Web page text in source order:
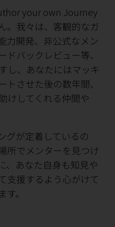
your own Journey
。我々は、客観的なガ
力開発、非公式なメン
バックレビュー等、
し、あなたにはマッキ
トさせた後の数年間、
けしてくれる仲間や
グが定着しているの
所でメンターを見つけ
、あなた自身も知見や
支援するよう心がけて
。